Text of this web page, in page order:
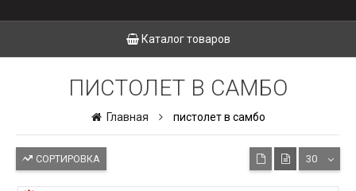
Каталог товаров
ПИСТОЛЕТ В САМБО
Главная пистолет в самбо
СОРТИРОВКА 30